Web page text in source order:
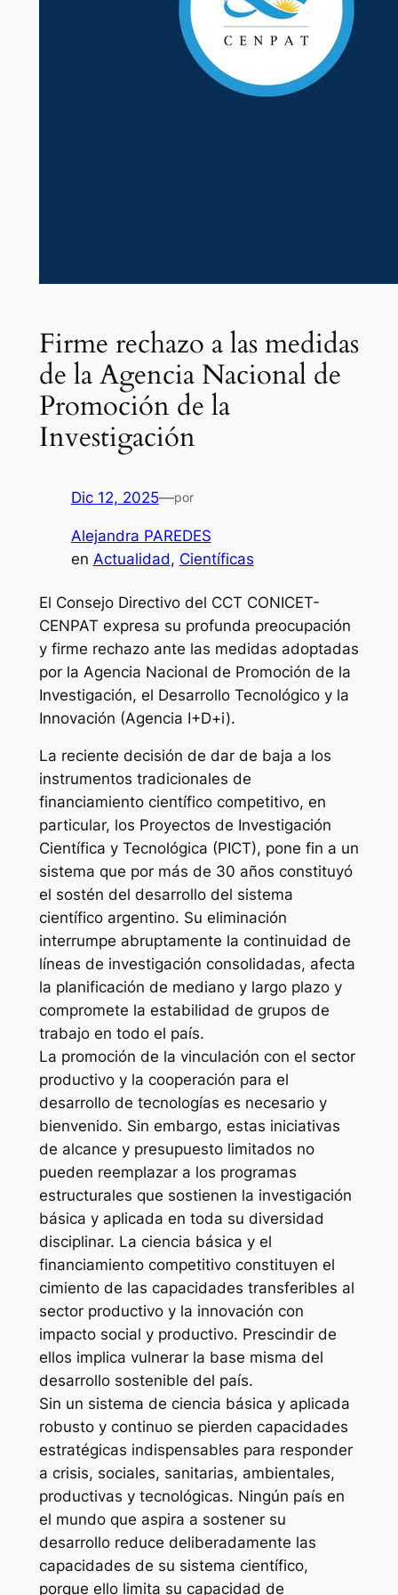
Firme rechazo a las medidas
de la Agencia Nacional de
Promoción de la
Investigación
Dic 12, 2025—por
Alejandra PAREDES
en Actualidad, Científicas
El Consejo Directivo del CCT CONICET-
CENPAT expresa su profunda preocupación
y firme rechazo ante las medidas adoptadas
por la Agencia Nacional de Promoción de la
Investigación, el Desarrollo Tecnológico y la
Innovación (Agencia I+D+i).
La reciente decisión de dar de baja a los
instrumentos tradicionales de
financiamiento científico competitivo, en
particular, los Proyectos de Investigación
Científica y Tecnológica (PICT), pone fin a un
sistema que por más de 30 años constituyó
el sostén del desarrollo del sistema
científico argentino. Su eliminación
interrumpe abruptamente la continuidad de
líneas de investigación consolidadas, afecta
la planificación de mediano y largo plazo y
compromete la estabilidad de grupos de
trabajo en todo el país.
La promoción de la vinculación con el sector
productivo y la cooperación para el
desarrollo de tecnologías es necesario y
bienvenido. Sin embargo, estas iniciativas
de alcance y presupuesto limitados no
pueden reemplazar a los programas
estructurales que sostienen la investigación
básica y aplicada en toda su diversidad
disciplinar. La ciencia básica y el
financiamiento competitivo constituyen el
cimiento de las capacidades transferibles al
sector productivo y la innovación con
impacto social y productivo. Prescindir de
ellos implica vulnerar la base misma del
desarrollo sostenible del país.
Sin un sistema de ciencia básica y aplicada
robusto y continuo se pierden capacidades
estratégicas indispensables para responder
a crisis, sociales, sanitarias, ambientales,
productivas y tecnológicas. Ningún país en
el mundo que aspira a sostener su
desarrollo reduce deliberadamente las
capacidades de su sistema científico,
porque ello limita su capacidad de